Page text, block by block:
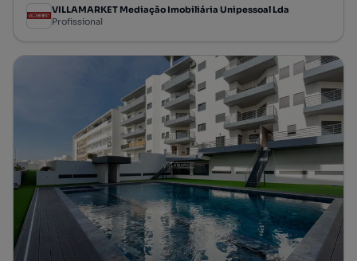
VILLAMARKET Mediação Imobiliária Unipessoal Lda
Profissional